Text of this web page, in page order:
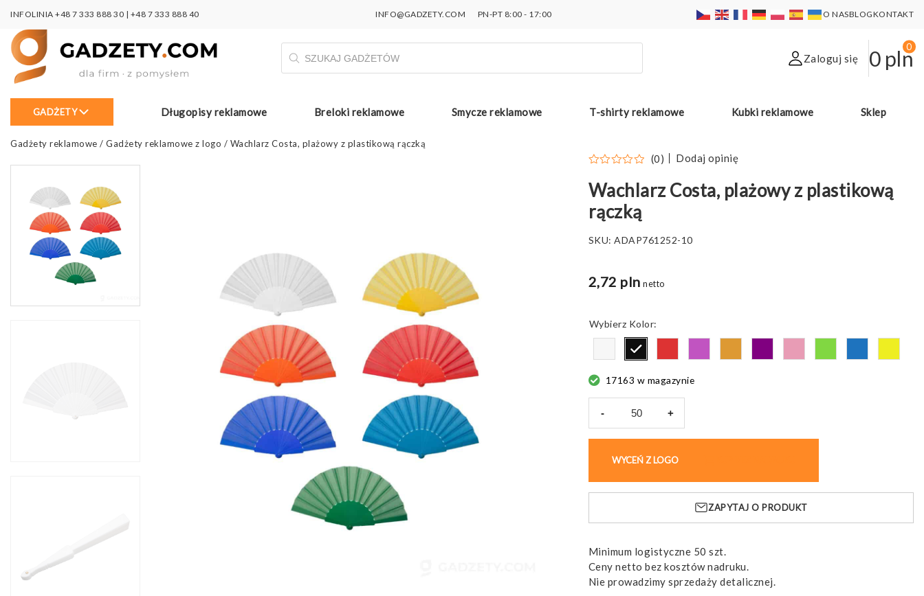
INFOLINIA +48 7 333 888 30 | +48 7 333 888 40 INFO@GADZETY.COM PN-PT 8:00 - 17:00 O NASBLOGKONTAKT
Wyszukiwarka
produktów
Zaloguj się 0 pln
0
GADŻETY Długopisy reklamowe Breloki reklamowe Smycze reklamowe T-shirty reklamowe Kubki reklamowe Sklep
Gadżety reklamowe / Gadżety reklamowe z logo / Wachlarz Costa, plażowy z plastikową rączką
(0) Dodaj opinię
Wachlarz Costa, plażowy z plastikową
rączką
SKU:ADAP761252-10
2,72 pln netto
Kolor
17163 w magazynie
-
plażowy
z
plastikową
+
WYCEŃ Z LOGO
ZAPYTAJ O PRODUKT
Minimum logistyczne 50 szt.
Ceny netto bez kosztów nadruku.
Nie prowadzimy sprzedaży detalicznej.